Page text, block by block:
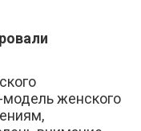
модель женского